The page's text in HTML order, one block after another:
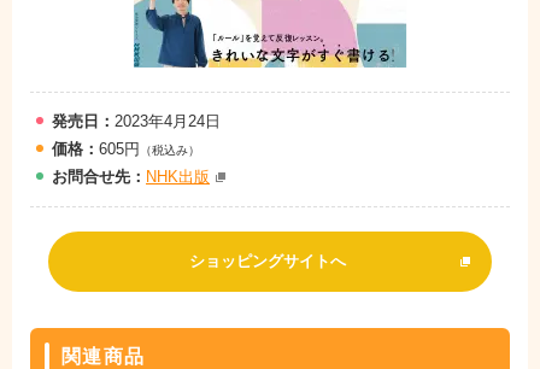
発売日： 2023年4月24日
価格： 605円 （税込み）
お問合せ先： NHK出版
ショッピングサイトへ
関連商品